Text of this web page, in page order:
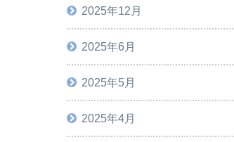
2025年12月
2025年6月
2025年5月
2025年4月